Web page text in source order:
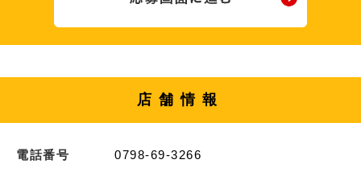
店舗情報
電話番号 0798-69-3266